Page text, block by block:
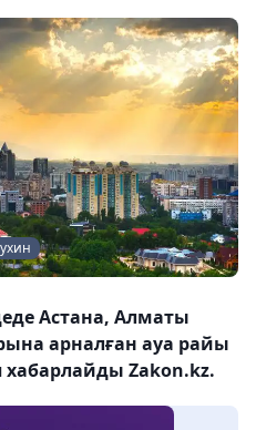
Астана, Алматы
арналған ауа райы
Zakon.kz.